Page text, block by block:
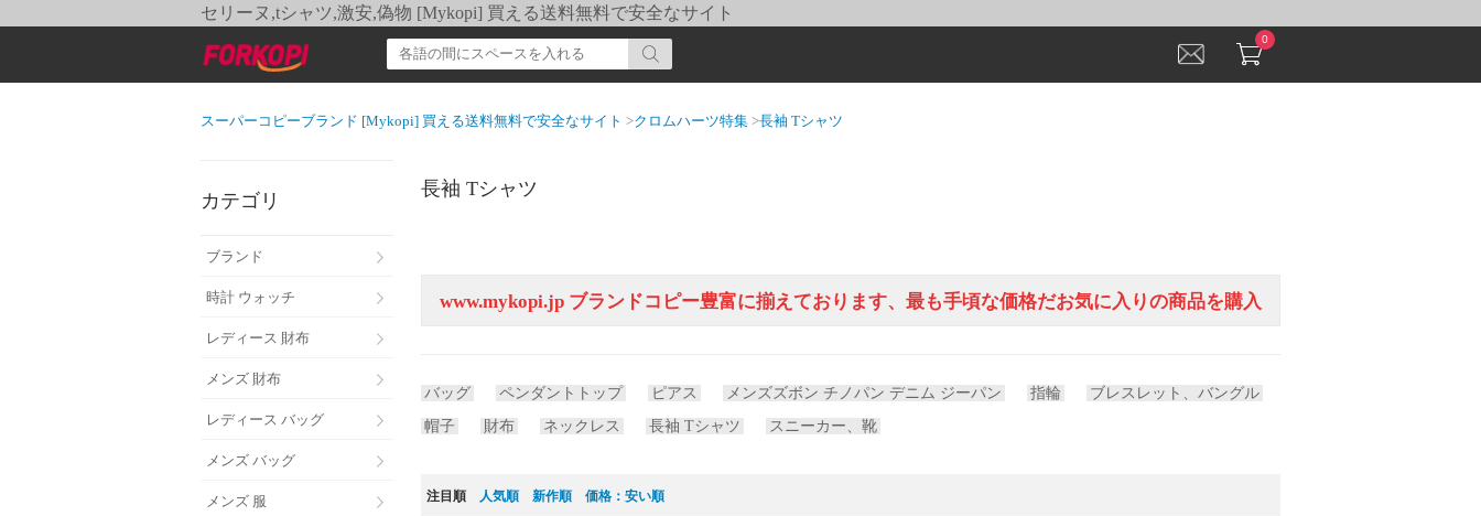
セリーヌ,tシャツ,激安,偽物 [Mykopi] 買える送料無料で安全なサイト
0
スーパーコピーブランド [Mykopi] 買える送料無料で安全なサイト >クロムハーツ特集 >長袖 Tシャツ
カテゴリ
ブランド
時計 ウォッチ
レディース 財布
メンズ 財布
レディース バッグ
メンズ バッグ
メンズ 服
長袖 Tシャツ
www.mykopi.jp ブランドコピー豊富に揃えております、最も手頃な価格だお気に入りの商品を購入
バッグ ペンダントトップ ピアス メンズズボン チノパン デニム ジーパン 指輪
ブレスレット、バングル
帽子
財布 ネックレス 長袖 Tシャツ スニーカー、靴
注目順 人気順 新作順 価格：安い順